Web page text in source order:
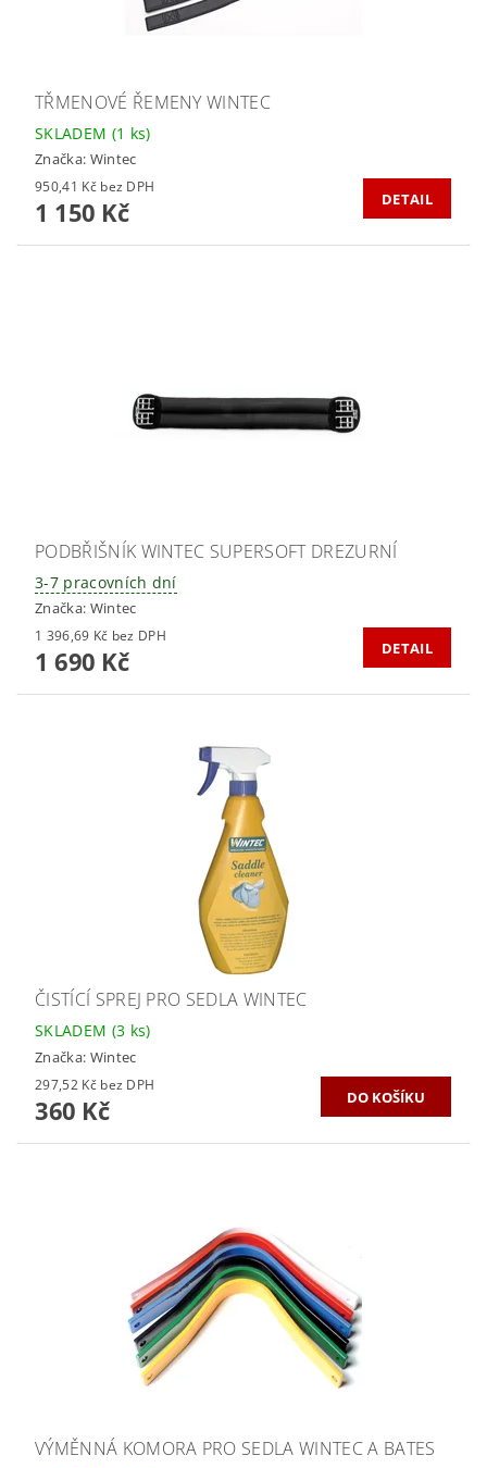
TŘMENOVÉ ŘEMENY WINTEC
SKLADEM (1 ks)
Značka: Wintec
950,41 Kč bez DPH
1 150 Kč DETAIL
PODBŘIŠNÍK WINTEC SUPERSOFT DREZURNÍ
3-7 pracovních dní
Značka: Wintec
1 396,69 Kč bez DPH
1 690 Kč DETAIL
ČISTÍCÍ SPREJ PRO SEDLA WINTEC
SKLADEM (3 ks)
Značka: Wintec
297,52 Kč bez DPH
360 Kč
VÝMĚNNÁ KOMORA PRO SEDLA WINTEC A BATES